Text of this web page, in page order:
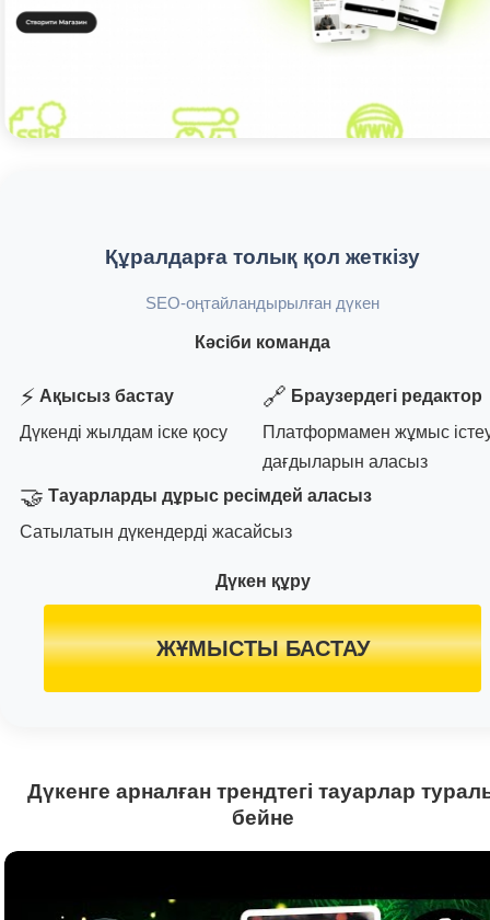
Құралдарға толық қол жеткізу
SEO-оңтайландырылған дүкен
Кәсіби команда
⚡ Ақысыз бастау
Дүкенді жылдам іске қосу
🔗 Браузердегі редактор
Платформамен жұмыс
дағдыларын аласыз
🤝 Тауарларды дұрыс ресімдей аласыз
Сатылатын дүкендерді жасайсыз
Дүкен құру
ЖҰМЫСТЫ БАСТАУ
Дүкенге арналған трендтегі тауарлар
бейне